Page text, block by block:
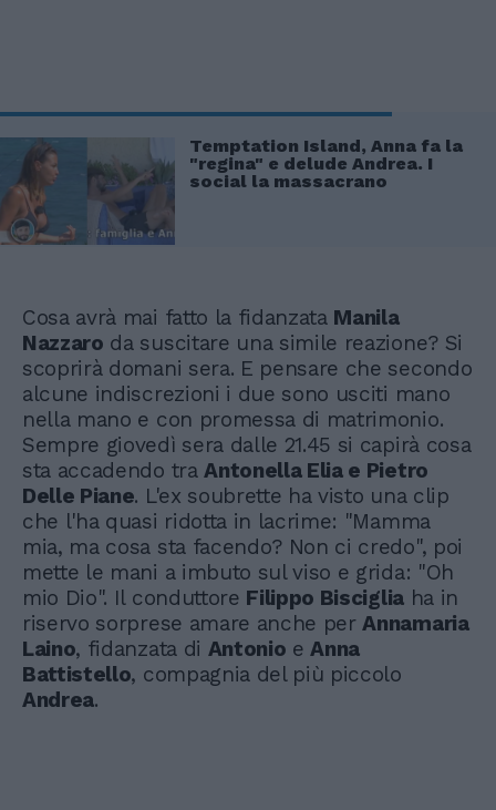
Temptation Island, Anna fa la
"regina" e delude Andrea. I
social la massacrano
Cosa avrà mai fatto la fidanzata Manila
Nazzaro da suscitare una simile reazione? Si
scoprirà domani sera. E pensare che secondo
alcune indiscrezioni i due sono usciti mano
nella mano e con promessa di matrimonio.
Sempre giovedì sera dalle 21.45 si capirà cosa
sta accadendo traAntonella Elia e Pietro
Delle Piane. L'ex soubrette ha visto una clip
che l'ha quasi ridotta in lacrime: "Mamma
mia, ma cosa sta facendo? Non ci credo", poi
mette le mani a imbuto sul viso e grida: "Oh
mio Dio". Il conduttore Filippo Biscigliaha in
riservo sorprese amare anche perAnnamaria
Laino, fidanzata di Antonio eAnna
Battistello, compagnia del più piccolo
Andrea.